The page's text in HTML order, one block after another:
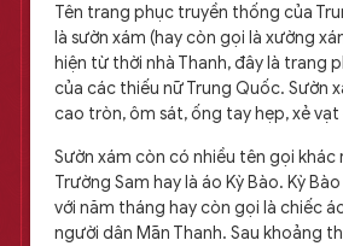
Tên trang phục truyền thống của
là sườn xám (hay còn gọi là xường
hiện từ thời nhà Thanh, đây là trang
của các thiếu nữ Trung Quốc. Sườn
cao tròn, ôm sát, ống tay hẹp, xẻ vạt
Sườn xám còn có nhiều tên gọi khác
Trường Sam hay là áo Kỳ Bào. Kỳ
với năm tháng hay còn gọi là chiếc
người dân Mãn Thanh. Sau khoảng